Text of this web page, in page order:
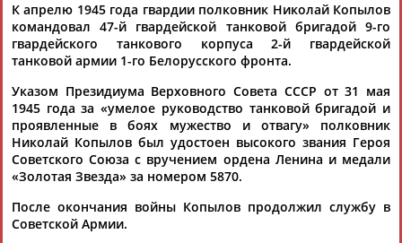
ЦЕЛИ ПРОЕКТА КОНТАКТЫ НАШИ КНОПКИ РЕКЛАМА
Вопросы сотрудничества и совместной деятельности
К апрелю 1945 года гвардии полковник Николай Копылов
командовал 47-й гвардейской танковой бригадой 9-го
гвардейского танкового корпуса 2-й гвардейской
танковой армии 1-го Белорусского фронта.
Указом Президиума Верховного Совета СССР от 31 мая
1945 года за «умелое руководство танковой бригадой и
проявленные в боях мужество и отвагу» полковник
Николай Копылов был удостоен высокого звания Героя
Советского Союза с вручением ордена Ленина и медали
«Золотая Звезда» за номером 5870.
После окончания войны Копылов продолжил службу в
Советской Армии.